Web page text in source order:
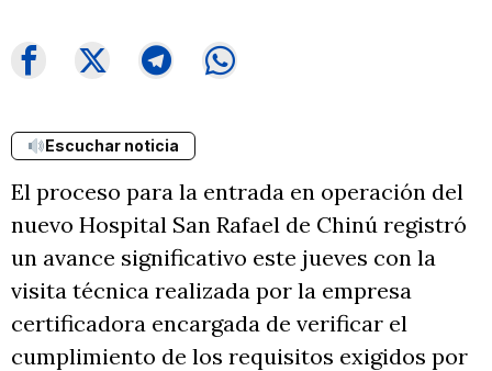
Escuchar noticia
El proceso para la entrada en operación del
nuevo Hospital San Rafael de Chinú registró
un avance significativo este jueves con la
visita técnica realizada por la empresa
certificadora encargada de verificar el
cumplimiento de los requisitos exigidos por